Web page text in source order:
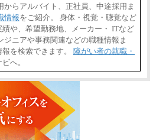
からアルバイト、正社員、中途採用ま
情報をご紹介。 身体・視覚・聴覚など
や、希望勤務地、メーカー・ ITなど
ジニアや事務関連などの職種情報ま
を検索できます。 障がい者の就職・
へ。